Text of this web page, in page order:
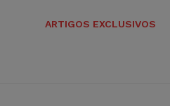
ARTIGOS EXCLUSIVOS